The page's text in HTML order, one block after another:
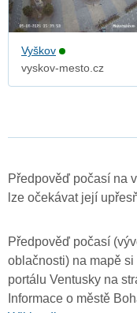
Vyškov
vyskov-mesto.cz
Předpověď počasí na
lze očekávat její
Předpověď počasí
oblačnosti) na mapě
portálu Ventusky na
Informace o městě